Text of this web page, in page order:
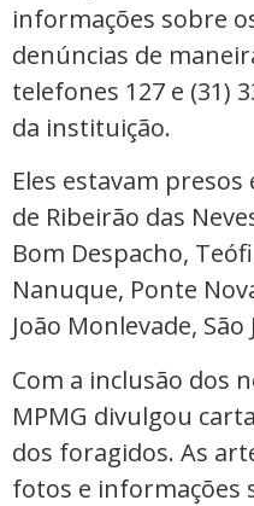
informações sobre
denúncias de
telefones 127 e (31)
da instituição.
Eles estavam
de Ribeirão das
Bom Despacho,
Nanuque, Ponte
João Monlevade,
Com a inclusão dos
MPMG divulgou
dos foragidos. As
fotos e informações